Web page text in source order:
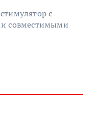
с
совместимыми